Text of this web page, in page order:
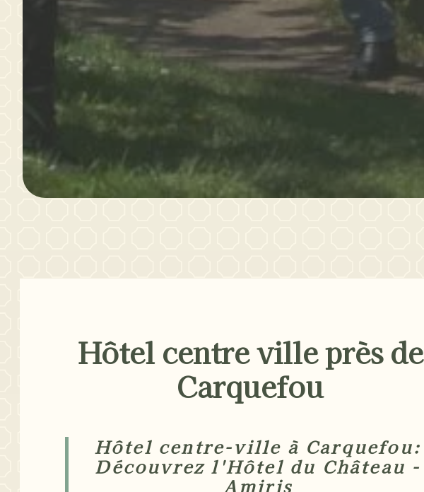
Hôtel centre ville près de
Carquefou
Hôtel centre-ville à Carquefou:
Découvrez l'Hôtel du Château -
Amiris